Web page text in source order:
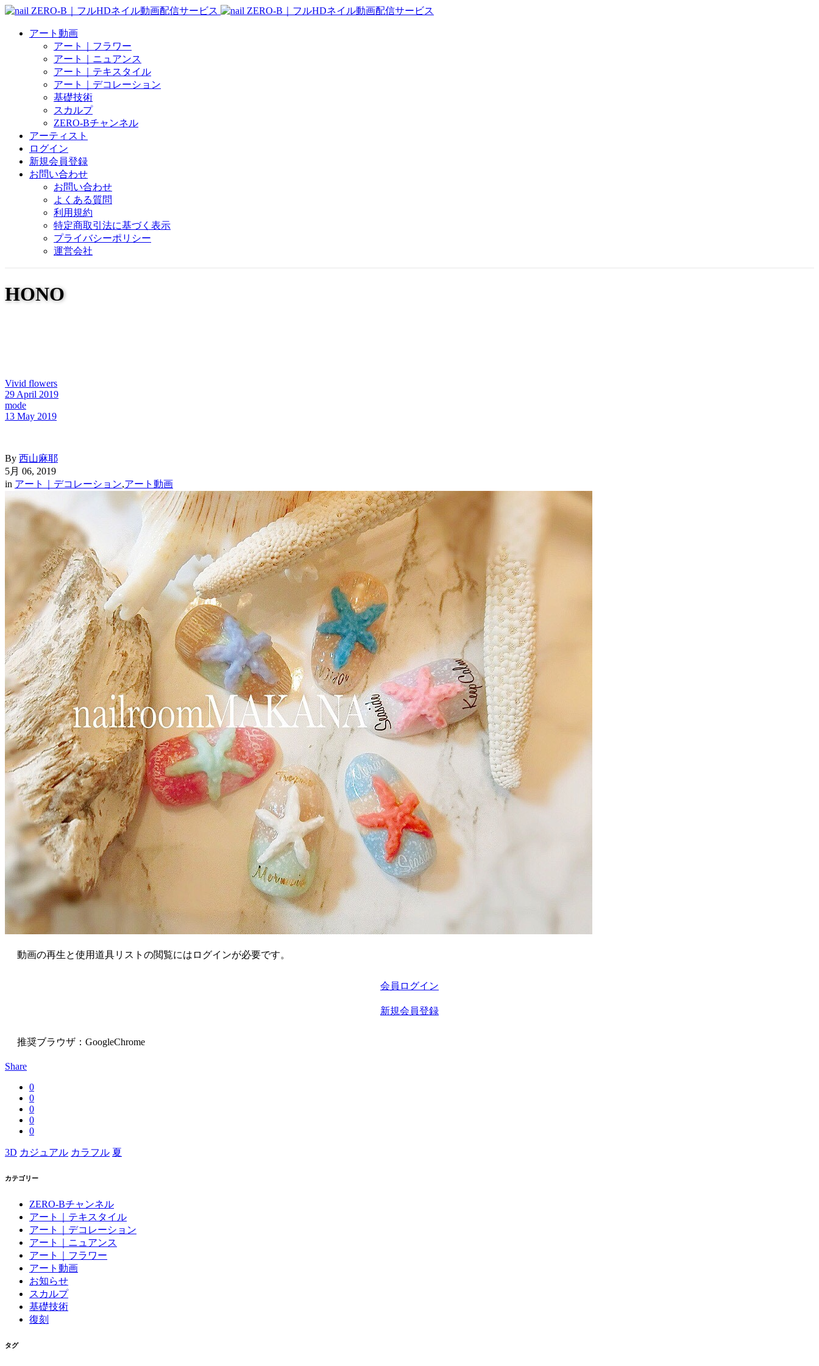
アート動画
アート｜フラワー
アート｜ニュアンス
アート｜テキスタイル
アート｜デコレーション
基礎技術
スカルプ
ZERO-Bチャンネル
アーティスト
ログイン
新規会員登録
お問い合わせ
お問い合わせ
よくある質問
利用規約
特定商取引法に基づく表示
プライバシーポリシー
運営会社
HONO
Vivid flowers
29 April 2019
mode
13 May 2019
By 西山麻耶
5月 06, 2019
in アート｜デコレーション,アート動画
動画の再生と使用道具リストの閲覧にはログインが必要です。
会員ログイン
新規会員登録
推奨ブラウザ：GoogleChrome
Share
0
0
0
0
0
3D カジュアル カラフル 夏
カテゴリー
ZERO-Bチャンネル
アート｜テキスタイル
アート｜デコレーション
アート｜ニュアンス
アート｜フラワー
アート動画
お知らせ
スカルプ
基礎技術
復刻
タグ